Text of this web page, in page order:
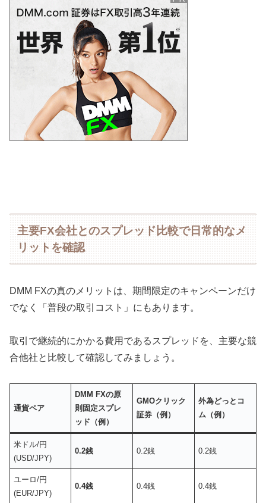
主要FX会社とのスプレッド比較で日常的なメ
リットを確認
DMM FXの真のメリットは、期間限定のキャンペーンだけ
でなく「普段の取引コスト」にもあります。
取引で継続的にかかる費用であるスプレッドを、主要な競
合他社と比較して確認してみましょう。
通貨ペア
DMM FXの原
則固定スプレ
ッド（例）
GMOクリック
証券（例）
外為どっとコ
ム（例）
米ドル/円
(USD/JPY)
0.2銭 0.2銭 0.2銭
ユーロ/円
(EUR/JPY)
0.4銭 0.4銭 0.4銭